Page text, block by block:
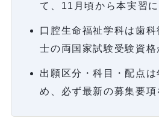
て、11月頃から本実習に
口腔生命福祉学科は歯
士の両国家試験受験資格
出願区分・科目・配点は
め、必ず最新の募集要項